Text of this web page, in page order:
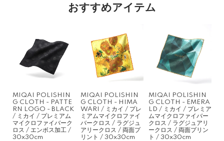
おすすめアイテム
MIQAI POLISHIN
G CLOTH - PATTE
RN LOGO - BLACK
/ ミカイ / プレミアム
マイクロファイバーク
ロス / エンボス加工 /
30x30cm
MIQAI POLISHIN
G CLOTH - HIMA
WARI / ミカイ / プレ
ミアムマイクロファイ
バークロス / ラグジュ
アリークロス / 両面プ
リント / 30x30cm
MIQAI POLISHIN
G CLOTH - EMERA
LD / ミカイ / プレミア
ムマイクロファイバー
クロス / ラグジュアリ
ークロス / 両面プリン
ト / 30x30cm